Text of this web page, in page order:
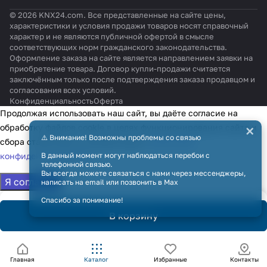
В корзину
Главная Каталог Избранные Контакты
© 2026 KNX24.com. Все представленные на сайте цены,
характеристики и условия продажи товаров носят справочный
характер и не являются публичной офертой в смысле
соответствующих норм гражданского законодательства.
Оформление заказа на сайте является направлением заявки на
приобретение товара. Договор купли-продажи считается
заключённым только после подтверждения заказа продавцом и
согласования всех условий.
КонфиденциальностьОферта
⚠️ Внимание! Возможны проблемы со связью
В данный момент могут наблюдаться перебои с
телефонной связью.
Вы всегда можете связаться с нами через мессенджеры,
написать на email или позвонить в Max
Спасибо за понимание!
×
Продолжая использовать наш сайт, вы даёте согласие на
обработку файлов cookie в целях функционирования сайта и
сбора статистики в соответствии сполитикой
конфиденциальности
Я согласен